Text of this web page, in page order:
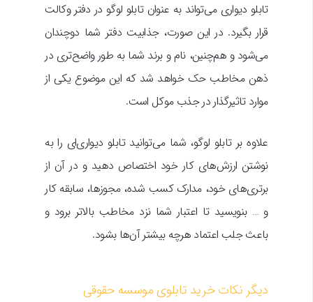
تابلو دیواری می‌تواند به عنوان تابلو لوگو در دفتر وکالت
قرار بگیرد. در این صورت، جذابیت دفتر شما دوچندان
می‌شود و هم‌چنین، نام و برند شما به طور واضح‌تری در
ذهن مخاطب حک خواهد شد که این موضوع یکی از
موارد تاثیرگذار در جذب موکل است.
علاوه بر تابلو لوگو، شما می‌توانید تابلو دیواری‌ای را به
نوشتن ارزش‌های کار خود اختصاص دهید و در آن از
برتری‌های خود، مدارک کسب شده، مجوزها، سابقه کار
و … بنویسید تا اعتبار شما نزد مخاطب بالاتر برود و
باعث جلب اعتماد هرچه بیشتر آن‌ها بشود.
دیگر نکات خرید تابلوی موسسه حقوقی